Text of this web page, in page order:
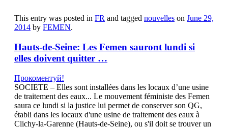
This entry was posted in FR and tagged nouvelles on June 29,
2014 by FEMEN.
Hauts-de-Seine: Les Femen sauront lundi si
elles doivent quitter …
Прокоментуй!
SOCIETE – Elles sont installées dans les locaux d’une usine
de traitement des eaux... Le mouvement féministe des Femen
saura ce lundi si la justice lui permet de conserver son QG,
établi dans les locaux d'une usine de traitement des eaux à
Clichy-la-Garenne (Hauts-de-Seine), ou s'il doit se trouver un